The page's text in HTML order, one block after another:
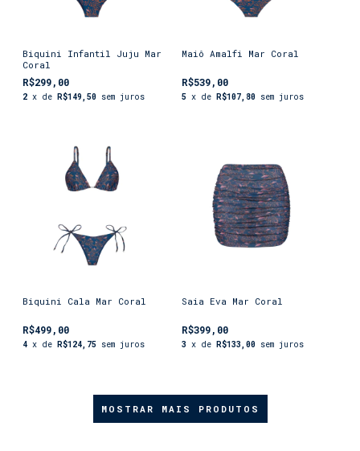
Biquini Infantil Juju Mar
Coral
R$299,00
2 x de R$149,50 sem juros
Maiô Amalfi Mar Coral
R$539,00
5 x de R$107,80 sem juros
Biquini Cala Mar Coral
R$499,00
4 x de R$124,75 sem juros
Saia Eva Mar Coral
R$399,00
3 x de R$133,00 sem juros
MOSTRAR MAIS PRODUTOS